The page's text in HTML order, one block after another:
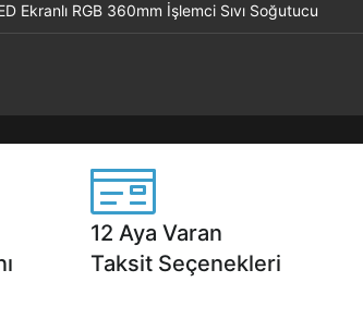
Ekranlı RGB 360mm İşlemci Sıvı Soğutucu
12 Aya Varan
Taksit Seçenekleri